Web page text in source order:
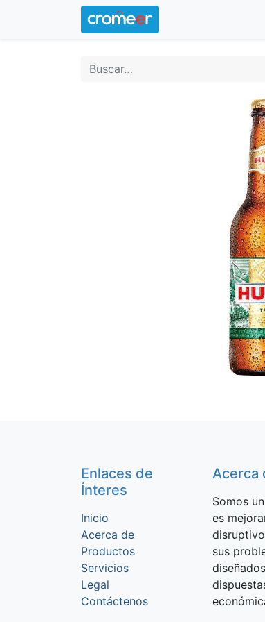
Enlaces de
Ínteres
Inicio
Acerca de
Productos
Servicios
Legal
Contáctenos
Acerca
Somos
es
sus